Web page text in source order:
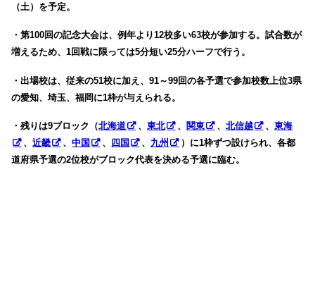
（土）を予定。
・第100回の記念大会は、例年より12校多い63校が参加する。試合数が
増えるため、1回戦に限っては5分短い25分ハーフで行う。
・出場校は、従来の51校に加え、91～99回の各予選で参加校数上位3県
の愛知、埼玉、福岡に1枠が与えられる。
・残りは9ブロック（北海道 、東北 、 関東 、北信越 、東海
、近畿 、中国 、 四国 、 九州
）に1枠ずつ設けられ、各都
道府県予選の2位校がブロック代表を決める予選に臨む。